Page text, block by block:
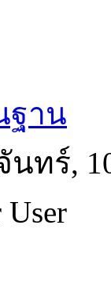
ฐาน
นทร์,